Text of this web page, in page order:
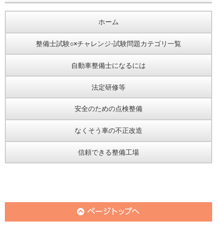
ホーム
整備士試験○×チャレンジ-試験問題カテゴリ一覧
自動車整備士になるには
法定研修等
安全のための点検整備
なくそう車の不正改造
信頼できる整備工場